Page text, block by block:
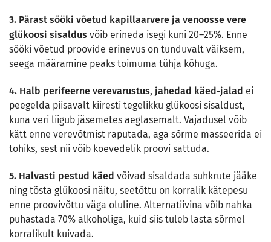
3. Pärast sööki võetud kapillaarvere ja venoosse vere
glükoosi sisaldusvõib erineda isegi kuni 20–25%. Enne
sööki võetud proovide erinevus on tunduvalt väiksem,
seega määramine peaks toimuma tühja kõhuga.
4. Halb perifeerne verevarustus, jahedad käed-jalad ei
peegelda piisavalt kiiresti tegelikku glükoosi sisaldust,
kuna veri liigub jäsemetes aeglasemalt. Vajadusel võib
kätt enne verevõtmist raputada, aga sõrme masseerida ei
tohiks, sest nii võib koevedelik proovi sattuda.
5. Halvasti pestud käed võivad sisaldada suhkrute jääke
ning tõsta glükoosi näitu, seetõttu on korralik kätepesu
enne proovivõttu väga oluline. Alternatiivina võib nahka
puhastada 70% alkoholiga, kuid siis tuleb lasta sõrmel
korralikult kuivada.